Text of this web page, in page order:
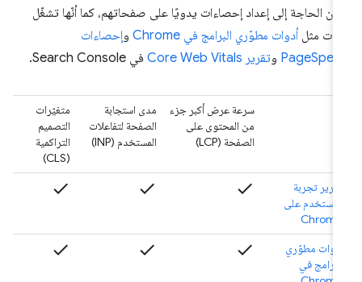
الحاجة إلى إعداد إحصاءات يدويًا على صفحاتهم، كما أنّها تشغّل
مثلأدوات مطوّري البرامج في Chrome وإحصاءات
وتقرير Core Web Vitals في Search Console.
سرعة عرض أكبر جزء
من المحتوى على
الصفحة (LCP)
مدى استجابة
الصفحة لتفاعلات
المستخدم (INP)
متغيّرات
التصميم
التراكمية
تقرير تجربة
المستخدم على
Chrome
أدوات مطوّري
البرامج في